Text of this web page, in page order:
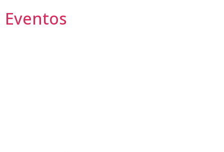
Eventos